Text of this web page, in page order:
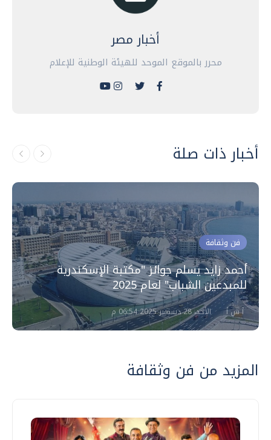
أخبار مصر
محرر بالموقع الموحد للهيئة الوطنية للإعلام
أخبار ذات صلة
فن وثقافة
أحمد زايد يسلم جوائز "مكتبة الإسكندرية
للمبدعين الشباب" لعام 2025
أ ش أ الأحد، 28 ديسمبر 2025 06:54 م
المزيد من فن وثقافة